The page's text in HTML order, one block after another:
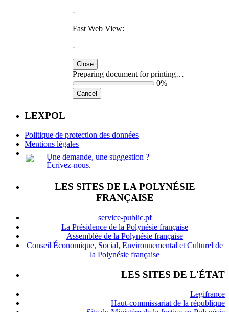
-
Fast Web View:
-
Close
Preparing document for printing…
0%
Cancel
LEXPOL
Politique de protection des données
Mentions légales
Une demande, une suggestion ?
Écrivez-nous.
LES SITES DE LA POLYNÉSIE
FRANÇAISE
service-public.pf
La Présidence de la Polynésie française
Assemblée de la Polynésie française
Conseil Économique, Social, Environnemental et Culturel de
la Polynésie française
LES SITES DE L'ÉTAT
Legifrance
Haut-commissariat de la république